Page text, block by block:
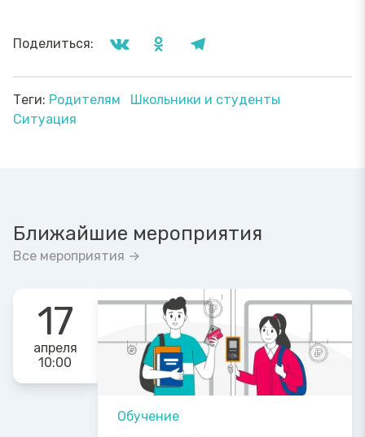
Поделиться:
Теги: Родителям
Школьники и студенты
Ситуация
Ближайшие мероприятия
Все мероприятия →
17
апреля
10:00
Обучение